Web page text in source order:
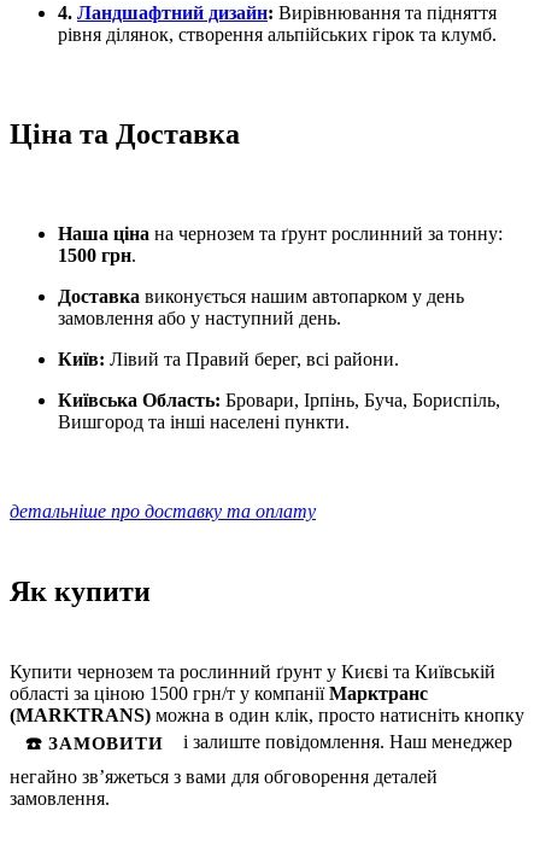
4. Ландшафтний дизайн: Вирівнювання та підняття
рівня ділянок, створення альпійських гірок та клумб.
Ціна та Доставка
Наша ціна на чернозем та ґрунт рослинний за тонну:
1500 грн.
Доставка виконується нашим автопарком у день
замовлення або у наступний день.
Київ: Лівий та Правий берег, всі райони.
Київська Область: Бровари, Ірпінь, Буча, Бориспіль,
Вишгород та інші населені пункти.
детальніше про доставку та оплату
Як купити
Купити чернозем та рослинний ґрунт у Києві та Київській
області за ціною 1500 грн/т у компаніїМарктранс
(MARKTRANS) можна в один клік, просто натисніть кнопку
☎️ ЗАМОВИТИ
і залиште повідомлення. Наш менеджер
негайно зв’яжеться з вами для обговорення деталей
замовлення.